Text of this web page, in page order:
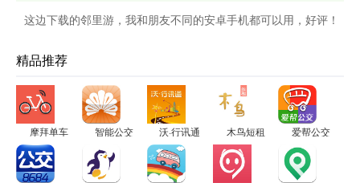
这边下载的邻里游，我和朋友不同的安卓手机都可以用，好评！
精品推荐
摩拜单车 智能公交 沃·行讯通 木鸟短租 爱帮公交